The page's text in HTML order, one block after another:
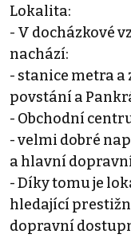
Lokalita:
- V docházkové
nachází:
- stanice metra a
povstání a
- Obchodní
- velmi dobré
a hlavní
- Díky tomu je
hledající
dopravní